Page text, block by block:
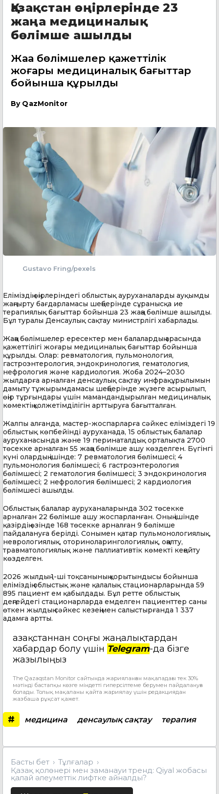
Қазақстан өңірлерінде 23
жаңа медициналық
бөлімше ашылды
Жаңа бөлімшелер қажеттілік
жоғары медициналық бағыттар
бойынша құрылды
By QazMonitor
Gustavo Fring/pexels
Еліміздің өңірлеріндегі облыстық ауруханаларды ауқымды
жаңғырту бағдарламасы шеңберінде сұранысқа ие
терапиялық бағыттар бойынша 23 жаңа бөлімше ашылды.
Бұл туралы Денсаулық сақтау министрлігі хабарлады.
Жаңа бөлімшелер ересектер мен балалардың арасында
қажеттілігі жоғары медициналық бағыттар бойынша
құрылды. Олар: ревматология, пульмонология,
гастроэнтерология, эндокринология, гематология,
нефрология және кардиология. Жоба 2024–2030
жылдарға арналған денсаулық сақтау инфрақұрылымын
дамыту тұжырымдамасы шеңберінде жүзеге асырылып,
өңір тұрғындары үшін мамандандырылған медициналық
көмектің қолжетімділігін арттыруға бағытталған.
Жалпы алғанда, мастер-жоспарларға сәйкес еліміздегі 19
облыстық көпбейінді ауруханада, 15 облыстық балалар
ауруханасында және 19 перинаталдық орталықта 2700
төсекке арналған 55 жаңа бөлімше ашу көзделген. Бүгінгі
күні олардың ішінде: 7 ревматология бөлімшесі; 4
пульмонология бөлімшесі; 6 гастроэнтерология
бөлімшесі; 2 гематология бөлімшесі; 3 эндокринология
бөлімшесі; 2 нефрология бөлімшесі; 2 кардиология
бөлімшесі ашылды.
Облыстық балалар ауруханаларында 302 төсекке
арналған 22 бөлімше ашу жоспарланған. Оның ішінде
қазірдің өзінде 168 төсекке арналған 9 бөлімше
пайдалануға берілді. Сонымен қатар пульмонологиялық,
неврологиялық, оториноларингологиялық, оңалту,
травматологиялық және паллиативтік көмекті кеңейту
көзделген.
2026 жылдың 1-ші тоқсанының қорытындысы бойынша
еліміздің облыстық және қалалық стационарларында 59
895 пациент ем қабылдады. Бұл ретте облыстық
деңгейдегі стационарларда емделген пациенттер саны
өткен жылдың сәйкес кезеңімен салыстырғанда 1 337
адамға артты.
Қазақстаннан соңғы жаңалықтардан
хабардар болу үшін Telegram-да бізге
жазылыңыз
The Qazaqstan Monitor сайтында жарияланған мақаладағы тек 30%
мәтінді бастапқы көзге міндетті гиперсілтеме берумен пайдалануға
болады. Толық мақаланы қайта жариялау үшін редакциядан
жазбаша рұқсат қажет.
# медицина денсаулық сақтау терапия
Басты бет
Тұлғалар
Қазақ қолөнері мен заманауи тренд: Qiyal жобасы
қалай әлеуметтік лифтке айналды?